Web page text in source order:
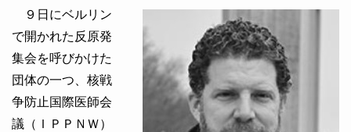
９日にベルリン
で開かれた反原発
集会を呼びかけた
団体の一つ、核戦
争防止国際医師会
議（ＩＰＰＮＷ）